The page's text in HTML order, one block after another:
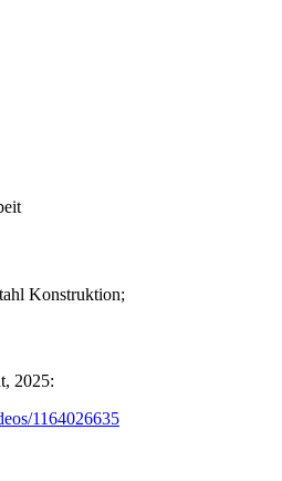
Konstruktion;
2025:
1164026635